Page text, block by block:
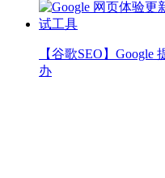
【谷歌SEO】Google
办